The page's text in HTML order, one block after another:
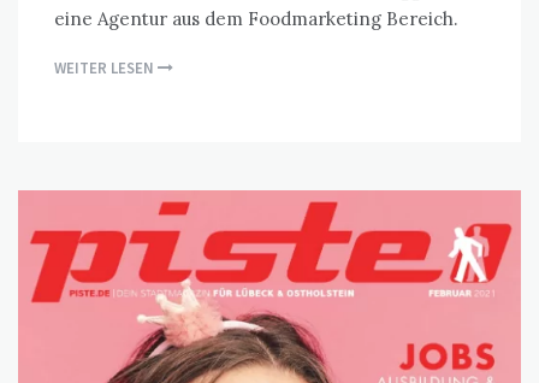
eine Agentur aus dem Foodmarketing Bereich.
WEITER LESEN